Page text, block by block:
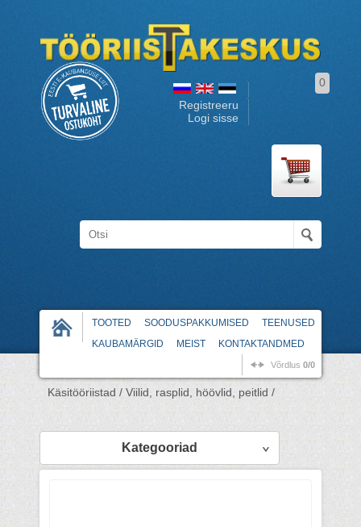
Registreeru
Logi sisse
0
TOOTED SOODUSPAKKUMISED
TEENUSED
KAUBAMÄRGID
MEIST KONTAKTANDMED
Võrdlus 0/0
Käsitööriistad / Viilid, rasplid, höövlid, peitlid /
Kategooriad